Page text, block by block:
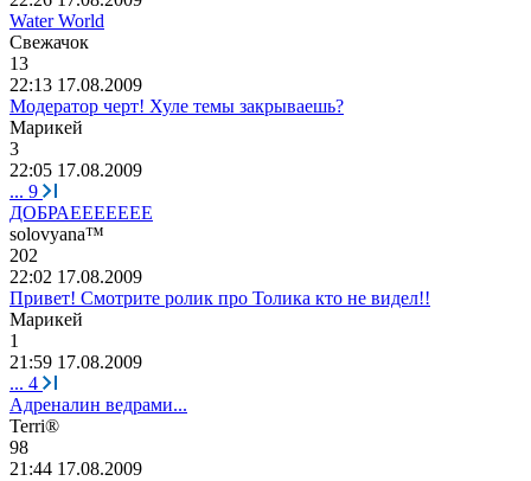
Water World
Свежачок
13
22:13 17.08.2009
Модератор черт! Хуле темы закрываешь?
Марикей
3
22:05 17.08.2009
... 9
ДОБРАЕЕЕЕЕЕЕ
solovyana™
202
22:02 17.08.2009
Привет! Смотрите ролик про Толика кто не видел!!
Марикей
1
21:59 17.08.2009
... 4
Адреналин ведрами...
Terri®
98
21:44 17.08.2009